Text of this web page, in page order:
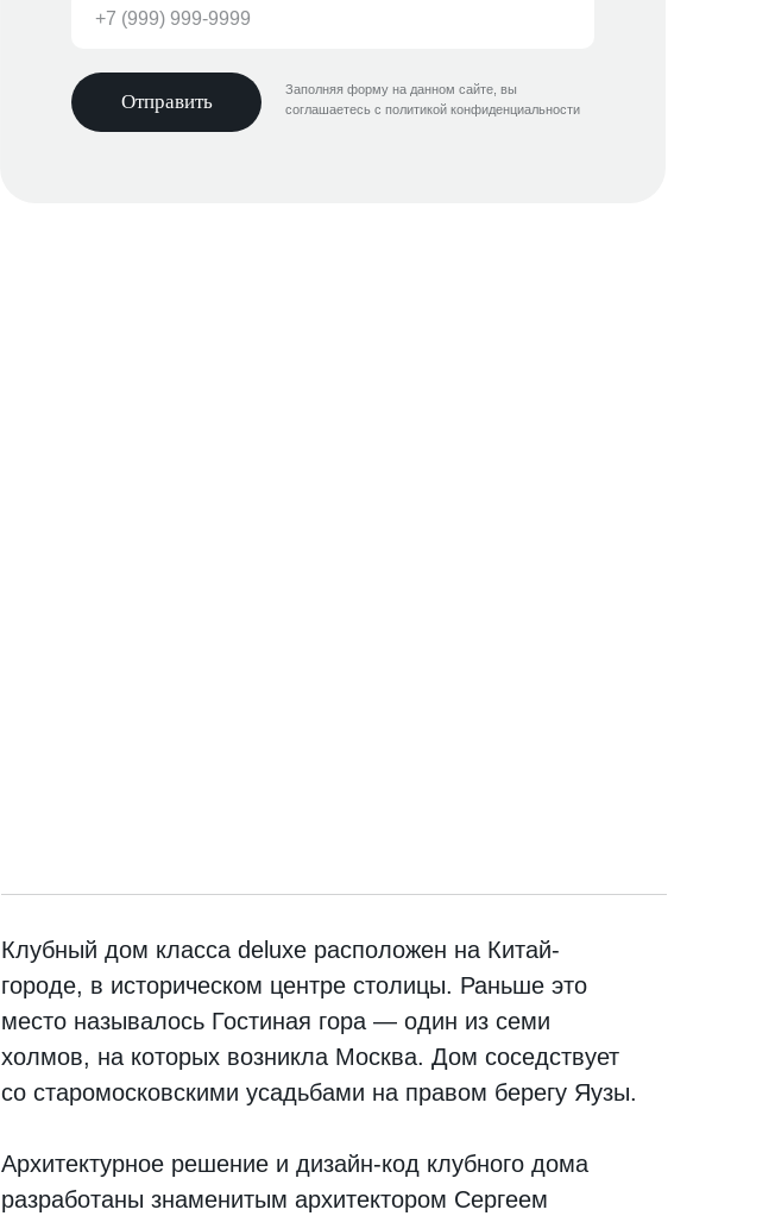
Заполняя форму на данном сайте, вы
соглашаетесь с политикой конфиденциальности
Отправить
Клубный дом класса deluxe расположен на Китай-
городе, в историческом центре столицы. Раньше это
место называлось Гостиная гора — один из семи
холмов, на которых возникла Москва. Дом соседствует
со старомосковскими усадьбами на правом берегу Яузы.
Архитектурное решение и дизайн-код клубного дома
разработаны знаменитым архитектором Сергеем